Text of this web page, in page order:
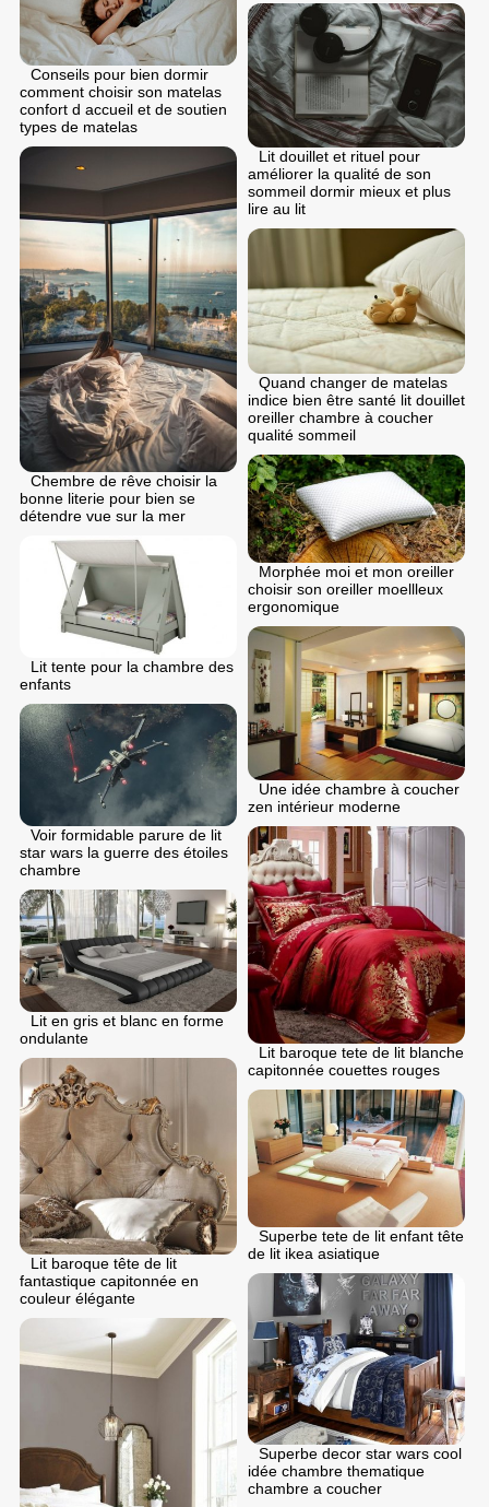
Conseils pour bien dormir
comment choisir son matelas
confort d accueil et de soutien
types de matelas
Lit douillet et rituel pour
améliorer la qualité de son
sommeil dormir mieux et plus
lire au lit
Chembre de rêve choisir la
bonne literie pour bien se
détendre vue sur la mer
Quand changer de matelas
indice bien être santé lit douillet
oreiller chambre à coucher
qualité sommeil
Morphée moi et mon oreiller
choisir son oreiller moellleux
ergonomique
Lit tente pour la chambre des
enfants
Une idée chambre à coucher
zen intérieur moderne
Voir formidable parure de lit
star wars la guerre des étoiles
chambre
Lit baroque tete de lit blanche
capitonnée couettes rouges
Lit en gris et blanc en forme
ondulante
Lit baroque tête de lit
fantastique capitonnée en
couleur élégante
Superbe tete de lit enfant tête
de lit ikea asiatique
Superbe decor star wars cool
idée chambre thematique
chambre a coucher